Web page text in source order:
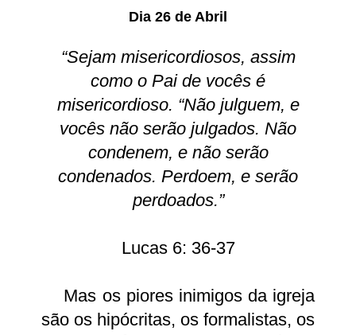
Dia 26 de Abril
“Sejam misericordiosos, assim
como o Pai de vocês é
misericordioso. “Não julguem, e
vocês não serão julgados. Não
condenem, e não serão
condenados. Perdoem, e serão
perdoados.”
Lucas 6: 36-37
Mas os piores inimigos da igreja
são os hipócritas, os formalistas, os